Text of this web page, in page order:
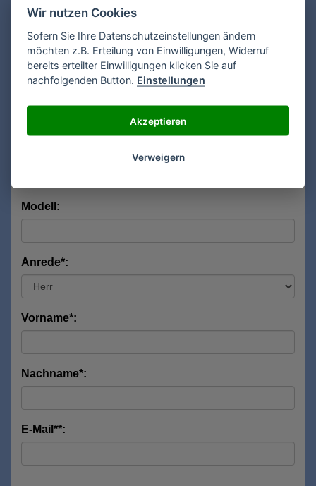
Für eine kostenlose Recherche Ihrer
Bedienungsanleitung füllen Sie das Formular aus.
Modell:
Anrede*:
Vorname*:
Nachname*:
E-Mail**:
Wir nutzen Cookies
Sofern Sie Ihre Datenschutzeinstellungen ändern
möchten z.B. Erteilung von Einwilligungen, Widerruf
bereits erteilter Einwilligungen klicken Sie auf
nachfolgenden Button. Einstellungen
Akzeptieren
Verweigern